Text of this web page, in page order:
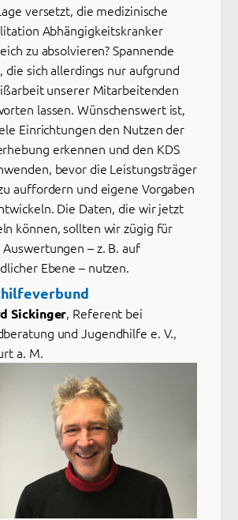
versetzt, die medizinische
Abhängigkeitskranker
zu absolvieren? Spannende
die sich allerdings nur aufgrund
unserer Mitarbeitenden
lassen. Wünschenswert ist,
Einrichtungen den Nutzen der
erkennen und den KDS
bevor die Leistungsträger
auffordern und eigene Vorgaben
Die Daten, die wir jetzt
können, sollten wir zügig für
– z. B. auf
Ebene – nutzen.
Sickinger, Referent bei
und Jugendhilfe e. V.,
a. M.